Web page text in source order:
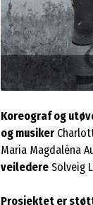
Foto: Marie
Koreograf og
og musiker
Maria Magdaléna
veiledere Solveig
Prosjektet er